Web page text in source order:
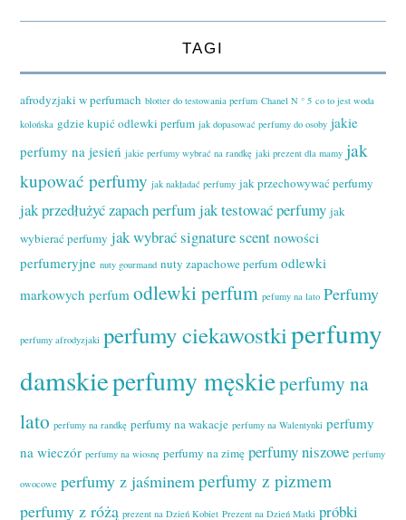
TAGI
afrodyzjaki w perfumach blotter do testowania perfum Chanel N ° 5 co to jest woda
kolońska gdzie kupić odlewki perfum jak dopasować perfumy do osoby jakie
perfumy na jesień jakie perfumy wybrać na randkę jaki prezent dla mamy jak
kupować perfumy jak nakładać perfumy jak przechowywać perfumy
jak przedłużyć zapach perfumjak testować perfumy jak
wybierać perfumy jak wybrać signature scent nowości
perfumeryjne nuty gourmand nuty zapachowe perfum odlewki
markowych perfum odlewki perfum pefumy na lato Perfumy
perfumy afrodyzjaki perfumy ciekawostkiperfumy
damskieperfumy męskieperfumy na
lato perfumy na randkę perfumy na wakacje perfumy na Walentynki perfumy
na wieczór perfumy na wiosnę perfumy na zimę perfumy niszowe perfumy
owocowe perfumy z jaśminem perfumy z pizmem
perfumy z różą prezent na Dzień Kobiet Prezent na Dzień Matki próbki